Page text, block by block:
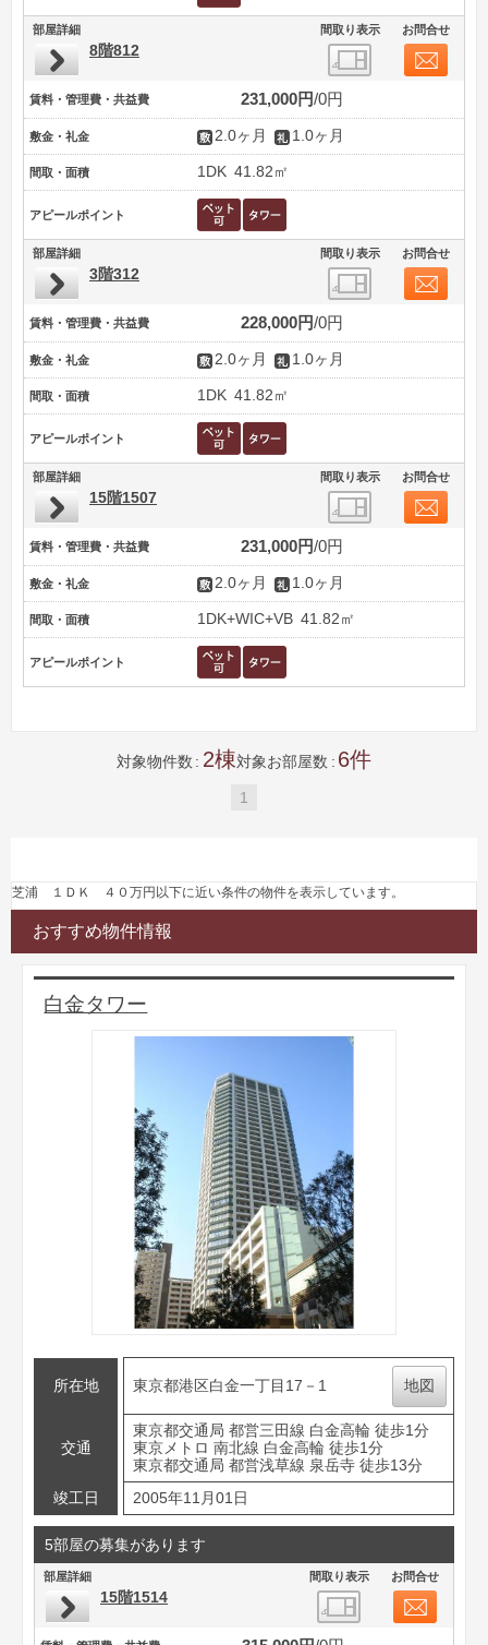
部屋詳細 間取り表示 お問合せ
8階812
賃料・管理費・共益費 231,000円 0円
敷金・礼金 2.0ヶ月 1.0ヶ月
間取・面積 1DK 41.82㎡
アピールポイント
部屋詳細 間取り表示 お問合せ
3階312
賃料・管理費・共益費 228,000円 0円
敷金・礼金 2.0ヶ月 1.0ヶ月
間取・面積 1DK 41.82㎡
アピールポイント
部屋詳細 間取り表示 お問合せ
15階1507
賃料・管理費・共益費 231,000円 0円
敷金・礼金 2.0ヶ月 1.0ヶ月
間取・面積 1DK+WIC+VB 41.82㎡
アピールポイント
対象物件数 2 対象お部屋数 6
1
芝浦 １ＤＫ ４０万円以下に近い条件の物件を表示しています。
おすすめ物件情報
白金タワー
所在地 東京都港区白金一丁目17－1 地図
交通
東京都交通局 都営三田線 白金高輪 徒歩1分
東京メトロ 南北線 白金高輪 徒歩1分
東京都交通局 都営浅草線 泉岳寺 徒歩13分
竣工日
2005年11月01日
5部屋の募集があります
部屋詳細 間取り表示 お問合せ
15階1514